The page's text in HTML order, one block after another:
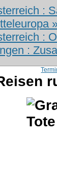
:
:
: